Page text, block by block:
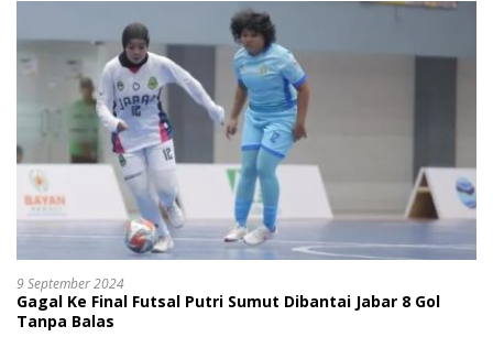
9 September 2024
Gagal Ke Final Futsal Putri Sumut Dibantai Jabar 8 Gol
Tanpa Balas